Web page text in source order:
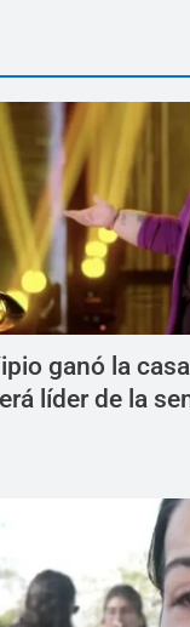
ganó la
líder de la